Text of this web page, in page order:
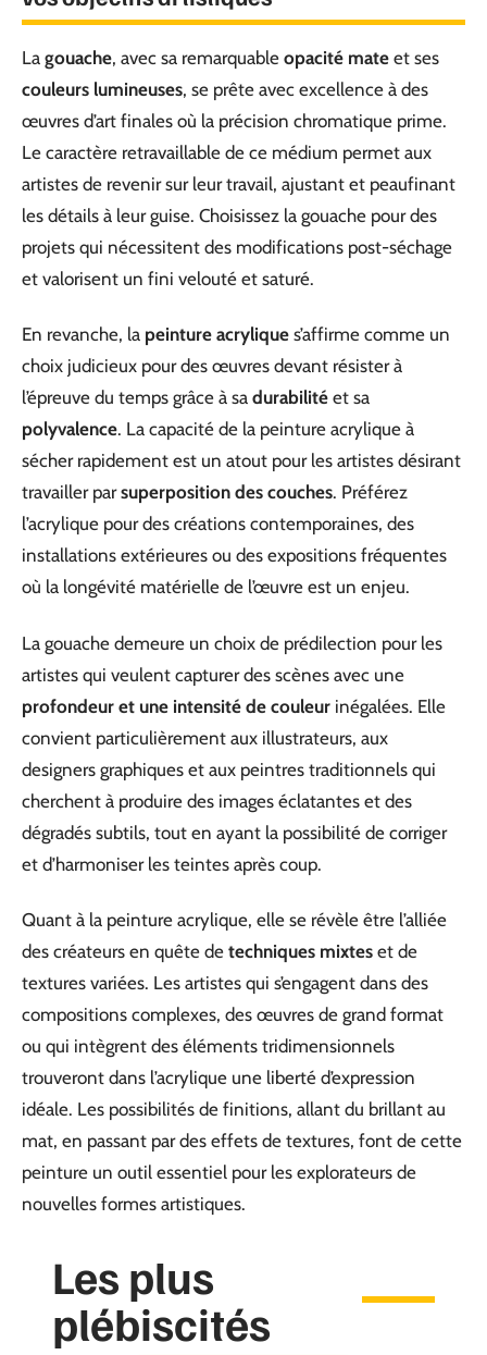
La gouache, avec sa remarquable opacité mate et ses
couleurs lumineuses, se prête avec excellence à des
œuvres d’art finales où la précision chromatique prime.
Le caractère retravaillable de ce médium permet aux
artistes de revenir sur leur travail, ajustant et peaufinant
les détails à leur guise. Choisissez la gouache pour des
projets qui nécessitent des modifications post-séchage
et valorisent un fini velouté et saturé.
En revanche, la peinture acrylique s’affirme comme un
choix judicieux pour des œuvres devant résister à
l’épreuve du temps grâce à sa durabilité et sa
polyvalence. La capacité de la peinture acrylique à
sécher rapidement est un atout pour les artistes désirant
travailler parsuperposition des couches. Préférez
l’acrylique pour des créations contemporaines, des
installations extérieures ou des expositions fréquentes
où la longévité matérielle de l’œuvre est un enjeu.
La gouache demeure un choix de prédilection pour les
artistes qui veulent capturer des scènes avec une
profondeur et une intensité de couleur inégalées. Elle
convient particulièrement aux illustrateurs, aux
designers graphiques et aux peintres traditionnels qui
cherchent à produire des images éclatantes et des
dégradés subtils, tout en ayant la possibilité de corriger
et d’harmoniser les teintes après coup.
Quant à la peinture acrylique, elle se révèle être l’alliée
des créateurs en quête de techniques mixtes et de
textures variées. Les artistes qui s’engagent dans des
compositions complexes, des œuvres de grand format
ou qui intègrent des éléments tridimensionnels
trouveront dans l’acrylique une liberté d’expression
idéale. Les possibilités de finitions, allant du brillant au
mat, en passant par des effets de textures, font de cette
peinture un outil essentiel pour les explorateurs de
nouvelles formes artistiques.
Les plus
plébiscités